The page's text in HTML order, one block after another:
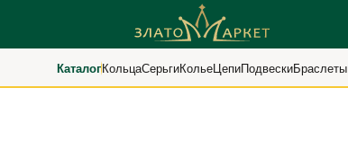
КаталогКольцаСерьгиКольеЦепиПодвескиБраслеты